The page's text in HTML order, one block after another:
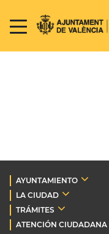
AYUNTAMIENTO
LA CIUDAD
TRÁMITES
ATENCIÓN CIUDADANA